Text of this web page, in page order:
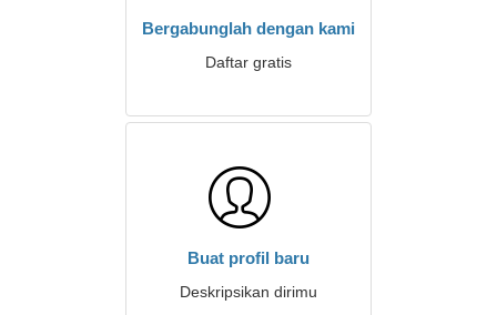
Bergabunglah dengan kami
Daftar gratis
Buat profil baru
Deskripsikan dirimu